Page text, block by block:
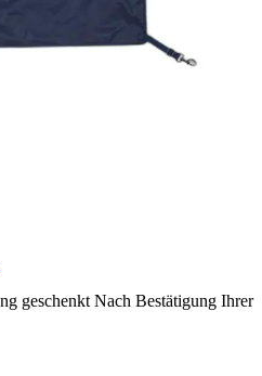
geschenkt Nach Bestätigung Ihrer